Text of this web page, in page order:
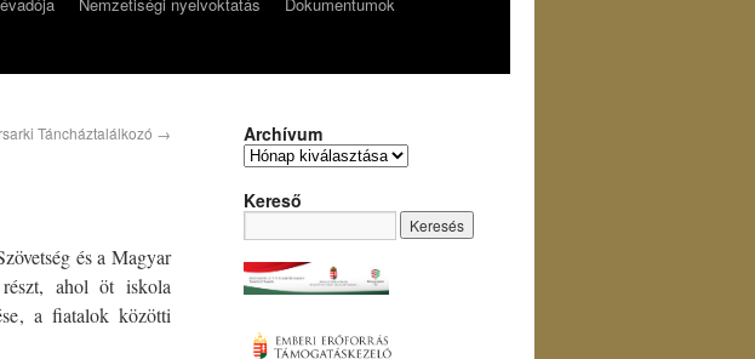
Táncháztalálkozó →
és a Magyar
részt, ahol öt iskola
a fiatalok közötti
Archívum
Kereső